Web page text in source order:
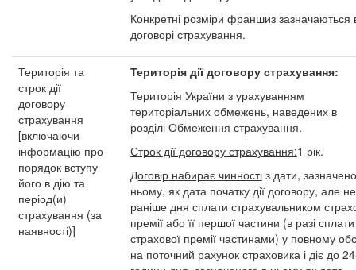
Конкретні розміри франшиз зазначаються
договорі страхування.
Територія та
строк дії
договору
страхування
[включаючи
інформацію про
порядок вступу
його в дію та
період(и)
страхування (за
наявності)]
Територія дії договору страхування:
Територія України з урахуванням
територіальних обмежень, наведених в
розділі Обмеження страхування.
Строк дії договору страхування:1 рік.
Договір набирає чинностіз дати,
ньому, як дата початку дії договору, але не
раніше дня сплати страхувальником
премії або її першої частини (в разі сплати
страхової премії частинами) у повному
на поточний рахунок страховика і діє до